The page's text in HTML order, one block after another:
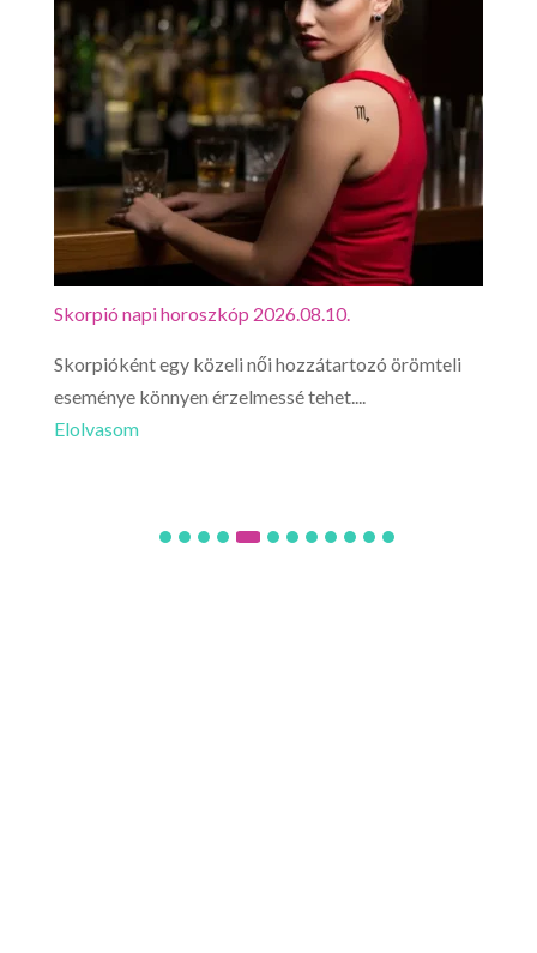
Skorpió napi horoszkóp 2026.08.10.
Skorpióként egy közeli női hozzátartozó örömteli
eseménye könnyen érzelmessé tehet....
Elolvasom